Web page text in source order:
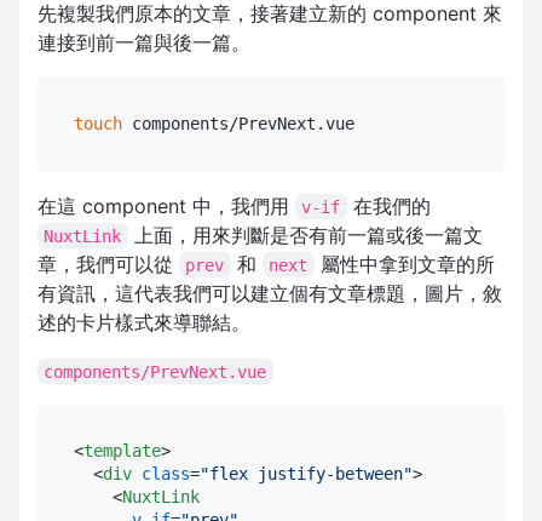
先複製我們原本的文章，接著建立新的 component 來
連接到前一篇與後一篇。
touch components/PrevNext.vue
在這 component 中，我們用 v-if 在我們的
NuxtLink
上面，用來判斷是否有前一篇或後一篇文
章，我們可以從
prev 和 next
屬性中拿到文章的所
有資訊，這代表我們可以建立個有文章標題，圖片，敘
述的卡片樣式來導聯結。
components/PrevNext.vue
<template>
<div class="flex justify-between">
<NuxtLink